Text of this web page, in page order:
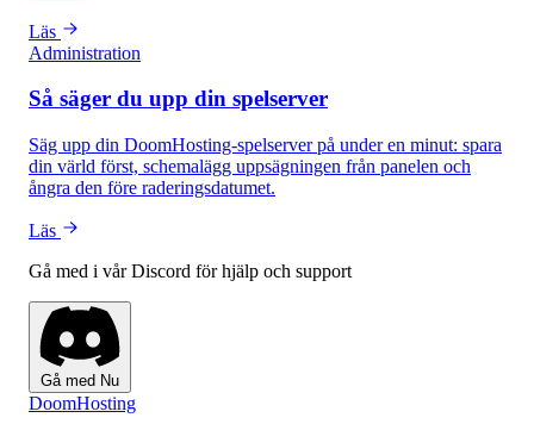
Läs
Administration
Så säger du upp din spelserver
Säg upp din DoomHosting-spelserver på under en minut: spara
din värld först, schemalägg uppsägningen från panelen och
ångra den före raderingsdatumet.
Läs
Gå med i vår Discord för hjälp och support
Gå med Nu
DoomHosting